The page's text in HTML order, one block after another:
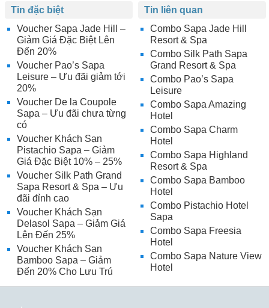
Tin liên quan
Combo Sapa Jade Hill
Resort & Spa
Combo Silk Path Sapa
Grand Resort & Spa
Combo Pao’s Sapa
Leisure
Combo Sapa Amazing
Hotel
Combo Sapa Charm
Hotel
Combo Sapa Highland
Resort & Spa
Combo Sapa Bamboo
Hotel
Combo Pistachio Hotel
Sapa
Combo Sapa Freesia
Hotel
Combo Sapa Nature View
Hotel
Tin đặc biệt
Voucher Sapa Jade Hill –
Giảm Giá Đặc Biệt Lên
Đến 20%
Voucher Pao’s Sapa
Leisure – Ưu đãi giảm tới
20%
Voucher De la Coupole
Sapa – Ưu đãi chưa từng
có
Voucher Khách Sạn
Pistachio Sapa – Giảm
Giá Đặc Biệt 10% – 25%
Voucher Silk Path Grand
Sapa Resort & Spa – Ưu
đãi đỉnh cao
Voucher Khách Sạn
Delasol Sapa – Giảm Giá
Lên Đến 25%
Voucher Khách Sạn
Bamboo Sapa – Giảm
Đến 20% Cho Lưu Trú